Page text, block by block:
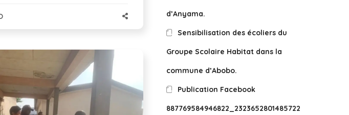
d’Anyama.
Sensibilisation des écoliers du
Groupe Scolaire Habitat dans la
commune d’Abobo.
Publication Facebook
887769584946822_2323652801485722